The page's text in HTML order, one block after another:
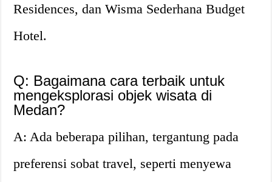
Residences, dan Wisma Sederhana Budget
Hotel.
Q: Bagaimana cara terbaik untuk
mengeksplorasi objek wisata di
Medan?
A: Ada beberapa pilihan, tergantung pada
preferensi sobat travel, seperti menyewa